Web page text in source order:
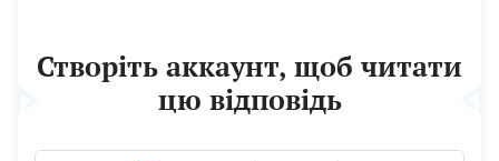
замовник наполягає на єдиному постачальнику...
Створіть аккаунт, щоб читати
цю відповідь